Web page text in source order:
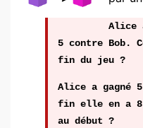
Alice
5 contre Bob.
fin du jeu ?
Alice a gagné
fin elle en a
au début ?